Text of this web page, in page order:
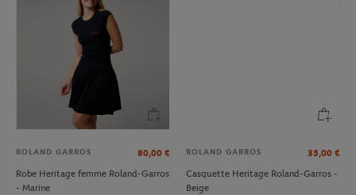
ROLAND GARROS 80,00 €
Robe Heritage femme Roland-Garros
- Marine
ROLAND GARROS 35,00 €
Casquette Heritage Roland-Garros -
Beige